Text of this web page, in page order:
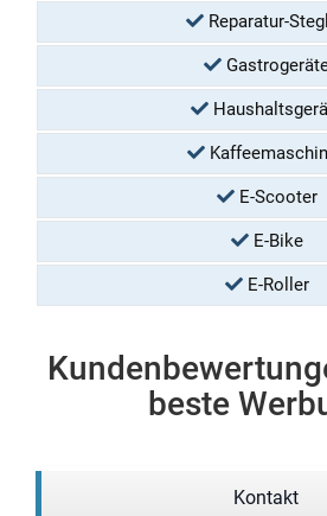
Reparatur-
E-Scooter
E-Bike
E-Roller
beste
Kontakt